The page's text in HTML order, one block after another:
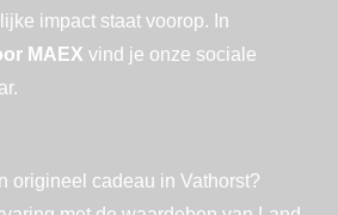
impact staat voorop. In
MAEX vind je onze sociale